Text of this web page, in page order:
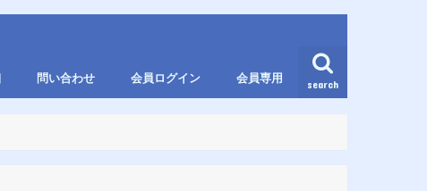
search
問い合わせ 会員ログイン 会員専用